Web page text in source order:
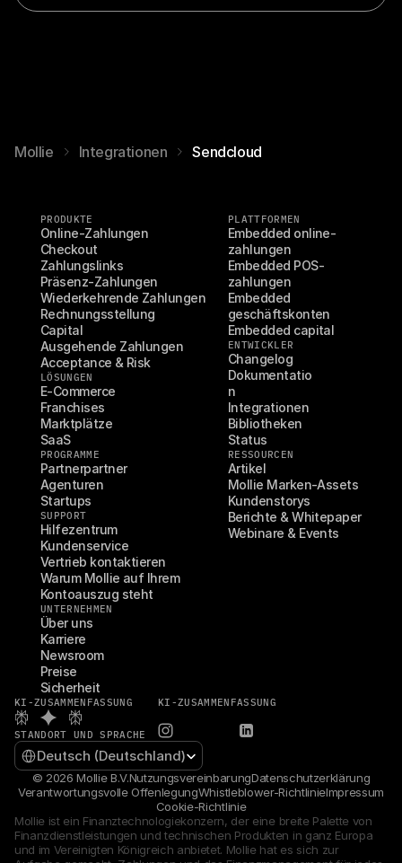
Mollie Integrationen Sendcloud
PRODUKTE
Online-Zahlungen
Checkout
Zahlungslinks
Präsenz-Zahlungen
Wiederkehrende Zahlungen
Rechnungsstellung
Capital
Ausgehende Zahlungen
Acceptance & Risk
LÖSUNGEN
E-Commerce
Franchises
Marktplätze
SaaS
PROGRAMME
Partnerpartner
Agenturen
Startups
SUPPORT
Hilfezentrum
Kundenservice
Vertrieb kontaktieren
Warum Mollie auf Ihrem
Kontoauszug steht
UNTERNEHMEN
Über uns
Karriere
Newsroom
Preise
Sicherheit
PLATTFORMEN
Embedded online-
zahlungen
Embedded POS-
zahlungen
Embedded
geschäftskonten
Embedded capital
ENTWICKLER
Changelog
Dokumentatio
n
Integrationen
Bibliotheken
Status
RESSOURCEN
Artikel
Mollie Marken-Assets
Kundenstorys
Berichte & Whitepaper
Webinare & Events
KI-ZUSAMMENFASSUNG KI-ZUSAMMENFASSUNG
STANDORT UND SPRACHE
Select Language
Deutsch (Deutschland)
© 2026 Mollie B.V.NutzungsvereinbarungDatenschutzerklärung
Verantwortungsvolle OffenlegungWhistleblower-RichtlinieImpressum
Cookie-Richtlinie
Mollie ist ein Finanztechnologiekonzern, der eine breite Palette von
Finanzdienstleistungen und technischen Produkten in ganz Europa
und im Vereinigten Königreich anbietet. Mollie hat es sich zur